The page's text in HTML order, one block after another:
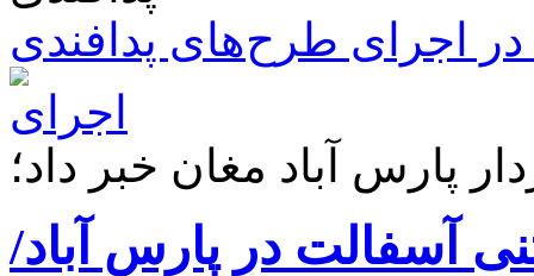
اجرای طرح‌های پدافندی
پارس آباد مغان خبر داد؛
۴۰ هزار تنی آسفالت در پارس آباد/